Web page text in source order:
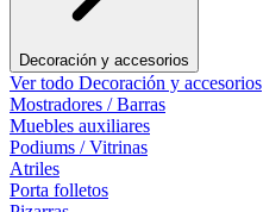
Decoración y accesorios
Ver todo Decoración y accesorios
Mostradores / Barras
Muebles auxiliares
Podiums / Vitrinas
Atriles
Porta folletos